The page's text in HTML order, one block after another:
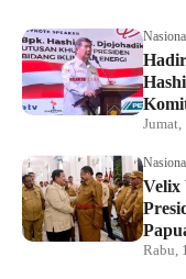
Jumat,
Velix
Rabu,